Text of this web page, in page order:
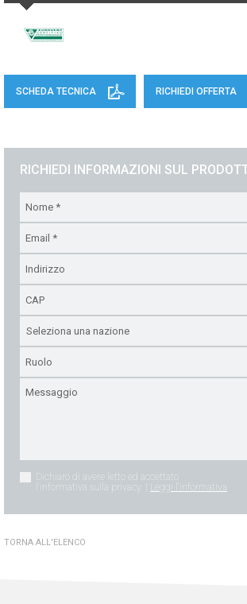
SCHEDA TECNICA RICHIEDI OFFERTA
RICHIEDI INFORMAZIONI SUL
Dichiaro di avere letto ed accettato
l'informativa sulla privacy. |
Leggi l'informativa
TORNA ALL'ELENCO